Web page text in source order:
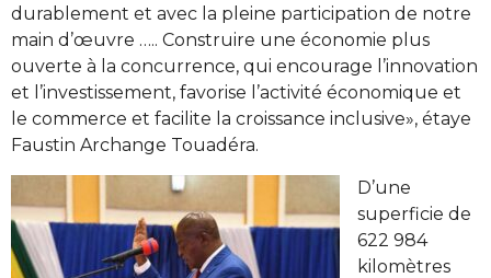
durablement et avec la pleine participation de notre
main d’œuvre ….. Construire une économie plus
ouverte à la concurrence, qui encourage l’innovation
et l’investissement, favorise l’activité économique et
le commerce et facilite la croissance inclusive», étaye
Faustin Archange Touadéra.
D’une
superficie de
622 984
kilomètres